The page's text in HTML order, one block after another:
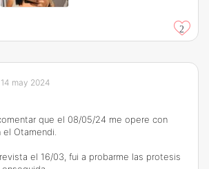
2
14 may 2024
que el 08/05/24 me opere con
Otamendi.
el 16/03, fui a probarme las protesis